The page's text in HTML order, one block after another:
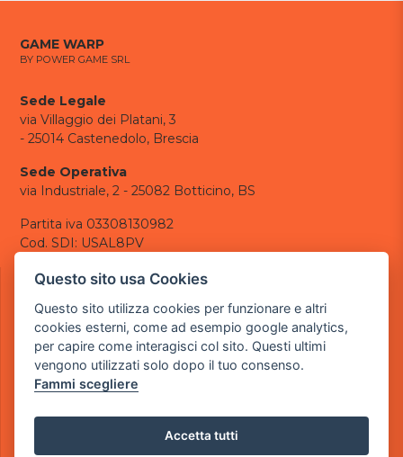
GAME WARP
BY POWER GAME SRL
Sede Legale
via Villaggio dei Platani, 3
- 25014 Castenedolo, Brescia
Sede Operativa
via Industriale, 2 - 25082 Botticino, BS
Partita iva 03308130982
Cod. SDI: USAL8PV
CONTATTI
tel.: +39 030 376 2377
tel.: +39 030 336 6259
pec:powergamesrl@legalmail.it
LINK UTILI
Informazioni generali
Questo sito usa Cookies
Questo sito utilizza cookies per funzionare e altri
cookies esterni, come ad esempio google analytics,
per capire come interagisci col sito. Questi ultimi
vengono utilizzati solo dopo il tuo consenso.
Fammi scegliere
Accetta tutti